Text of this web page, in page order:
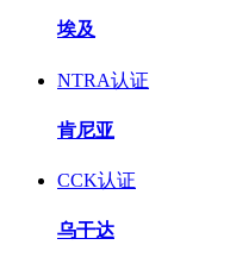
埃及
NTRA认证
肯尼亚
CCK认证
乌干达